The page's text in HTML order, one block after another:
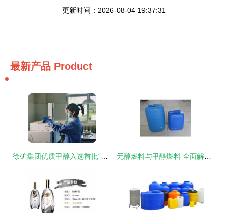
更新时间：2026-08-04 19:37:31
最新产品 Product